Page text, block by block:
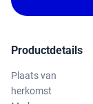
Productdetails
Plaats van
herkomst